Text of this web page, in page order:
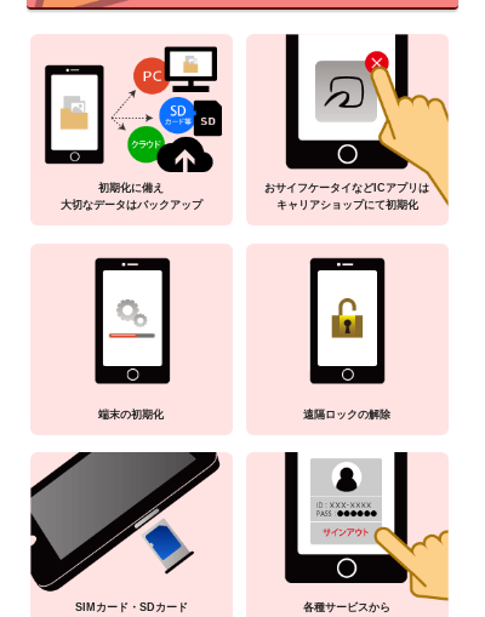
初期化に備え
大切なデータはバックアップ
おサイフケータイなどICアプリは
キャリアショップにて初期化
端末の初期化 遠隔ロックの解除
SIMカード・SDカード
各種サービスから